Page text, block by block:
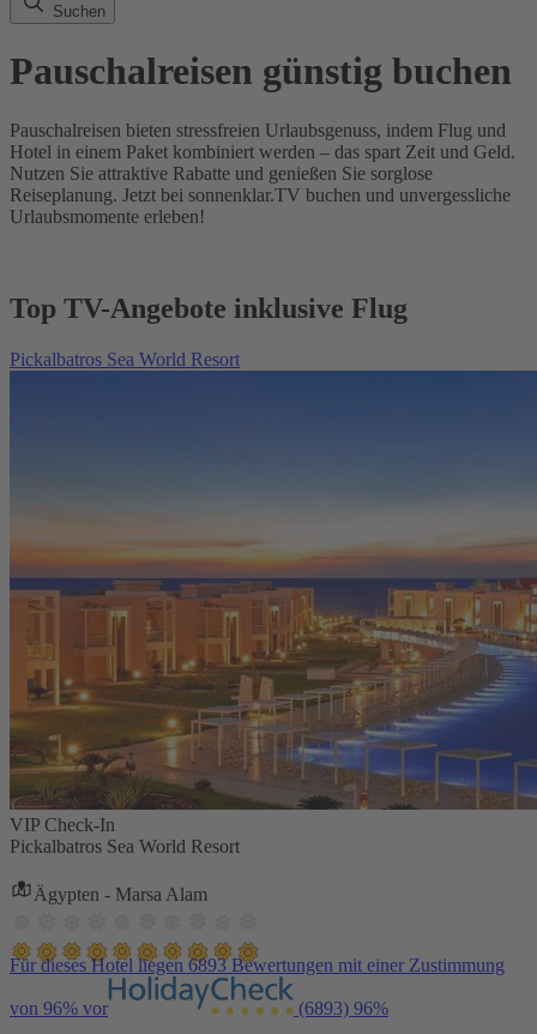
Suchen
Pauschalreisen günstig buchen
Pauschalreisen bieten stressfreien Urlaubsgenuss, indem Flug und
Hotel in einem Paket kombiniert werden – das spart Zeit und Geld.
Nutzen Sie attraktive Rabatte und genießen Sie sorglose
Reiseplanung. Jetzt bei sonnenklar.TV buchen und unvergessliche
Urlaubsmomente erleben!
Top TV-Angebote inklusive Flug
Pickalbatros Sea World Resort
VIP Check-In
Pickalbatros Sea World Resort
Ägypten - Marsa Alam
Für dieses Hotel liegen 6893 Bewertungen mit einer Zustimmung
von 96% vor (6893) 96%